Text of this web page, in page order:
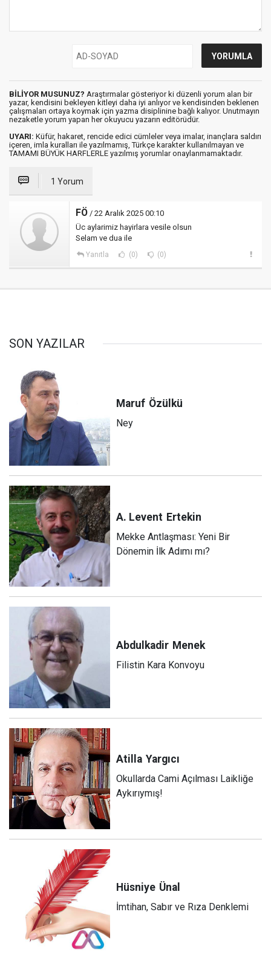
BİLİYOR MUSUNUZ? Araştırmalar gösteriyor ki düzenli yorum alan bir
yazar, kendisini bekleyen kitleyi daha iyi anlıyor ve kendisinden beklenen
çalışmaları ortaya koymak için yazma disiplinine bağlı kalıyor. Unutmayın
nezaketle yorum yapan her okuyucu yazarın editörüdür.
UYARI: Küfür, hakaret, rencide edici cümleler veya imalar, inançlara saldırı
içeren, imla kuralları ile yazılmamış, Türkçe karakter kullanılmayan ve
TAMAMI BÜYÜK HARFLERLE yazılmış yorumlar onaylanmamaktadır.
1 Yorum
FÖ / 22 Aralık 2025 00:10
Üc aylarimiz hayirlara vesile olsun
Selam ve dua ile
Yanıtla (0) (0)
SON YAZILAR
Maruf Özülkü
Ney
A. Levent Ertekin
Mekke Antlaşması: Yeni Bir
Dönemin İlk Adımı mı?
Abdulkadir Menek
Filistin Kara Konvoyu
Atilla Yargıcı
Okullarda Cami Açılması Laikliğe
Aykırıymış!
Hüsniye Ünal
İmtihan, Sabır ve Rıza Denklemi